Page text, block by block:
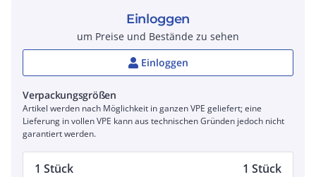
Einloggen
um Preise und Bestände zu sehen
Einloggen
Verpackungsgrößen
Artikel werden nach Möglichkeit in ganzen VPE geliefert; eine
Lieferung in vollen VPE kann aus technischen Gründen jedoch nicht
garantiert werden.
1 Stück 1 Stück